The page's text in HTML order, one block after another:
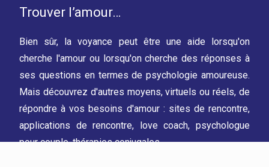
Trouver l’amour…
Bien sûr, la voyance peut être une aide lorsqu'on
cherche l'amour ou lorsqu'on cherche des réponses à
ses questions en termes de psychologie amoureuse.
Mais découvrez d'autres moyens, virtuels ou réels, de
répondre à vos besoins d'amour : sites de rencontre,
applications de rencontre, love coach, psychologue
pour couple, thérapies conjugales...